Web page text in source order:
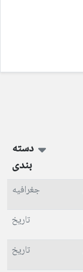
دسته
بندی
جغرافیه
تاریخ
تاریخ